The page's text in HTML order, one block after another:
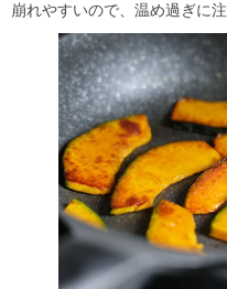
崩れやすいので、温め過ぎに注